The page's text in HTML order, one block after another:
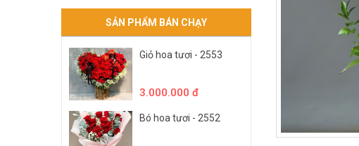
SẢN PHẨM BÁN CHẠY
Giỏ hoa tươi - 2553
3.000.000 đ
Bó hoa tươi - 2552